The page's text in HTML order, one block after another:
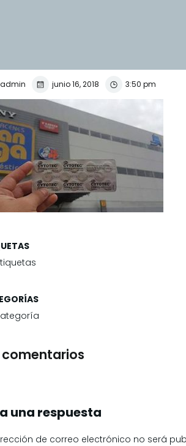
admin junio 16, 2018 3:50 pm
comentarios
una respuesta
de correo electrónico no será